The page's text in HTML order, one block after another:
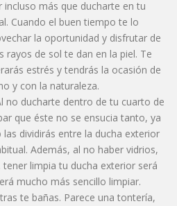
incluso más que ducharte en tu
Cuando el buen tiempo te lo
la oportunidad y disfrutar de
rayos de sol te dan en la piel. Te
estrés y tendrás la ocasión de
y con la naturaleza.
no ducharte dentro de tu cuarto de
que éste no se ensucia tanto, ya
dividirás entre la ducha exterior
Además, al no haber vidrios,
limpia tu ducha exterior será
mucho más sencillo limpiar.
te bañas. Parece una tontería,